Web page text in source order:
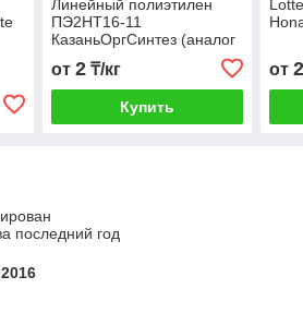
Линейный полиэтилен
ПЭ2НТ16-11
КазаньОргСинтез (аналог
SABIC 318, Lotte UT404,
F-0320)
от 2₸/кг
Купить
от
последний год